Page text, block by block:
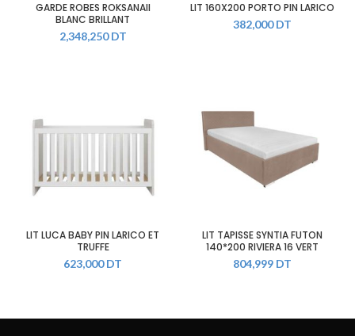
GARDE ROBES ROKSANAII
BLANC BRILLANT
2,348,250DT
LIT 160X200 PORTO PIN LARICO
382,000DT
LIT LUCA BABY PIN LARICO ET
TRUFFE
623,000DT
LIT TAPISSE SYNTIA FUTON
140*200 RIVIERA 16 VERT
804,999 DT